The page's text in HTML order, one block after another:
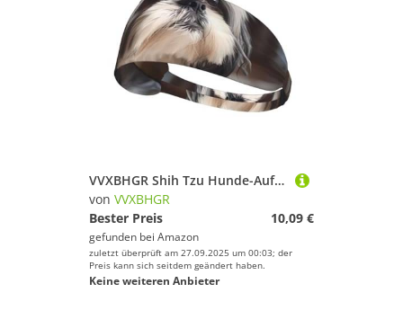
VVXBHGR Shih Tzu Hunde-Aufdruck, elastisches Übungs-Stirnband, Sport-Kopfband für Männer und Frauen, weich, schnell trocknend
von VVXBHGR
Bester Preis
10,09 €
gefunden bei Amazon
zuletzt überprüft am 27.09.2025 um 00:03; der
Preis kann sich seitdem geändert haben.
Keine weiteren Anbieter